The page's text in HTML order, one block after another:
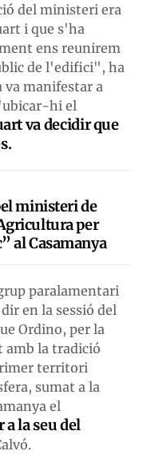
del ministeri era
i que s'ha
ens reunirem
de l'edifici", ha
va manifestar a
hi el
va decidir que
ministeri de
per
al Casamanya
paralamentari
en la sessió del
Ordino, per la
amb la tradició
territori
sumat a la
el
la seu del